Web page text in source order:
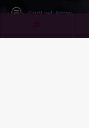
Contact Form